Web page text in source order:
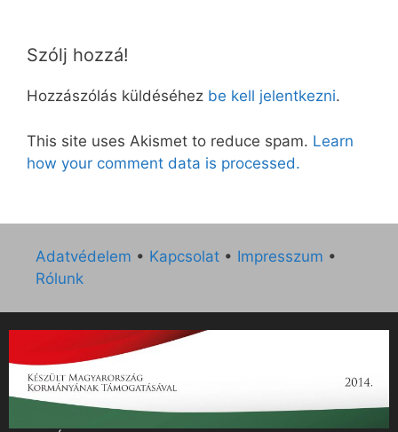
Szólj hozzá!
Hozzászólás küldéséhez be kell jelentkezni.
This site uses Akismet to reduce spam. Learn
how your comment data is processed.
Adatvédelem • Kapcsolat • Impresszum •
Rólunk